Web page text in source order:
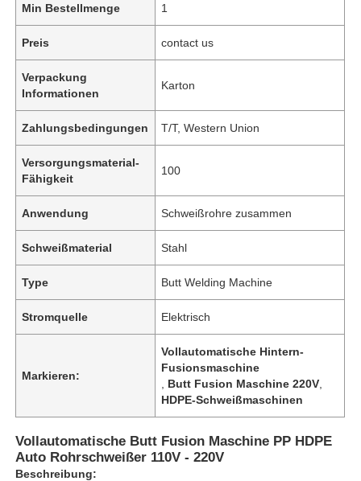
Min Bestellmenge 1
Preis contact us
Verpackung
Informationen
Karton
Zahlungsbedingungen T/T, Western Union
Versorgungsmaterial-
Fähigkeit
100
Anwendung Schweißrohre zusammen
Schweißmaterial Stahl
Type Butt Welding Machine
Stromquelle Elektrisch
Markieren:
Vollautomatische Hintern-
Fusionsmaschine
Butt Fusion Maschine 220V
HDPE-Schweißmaschinen
Vollautomatische Butt Fusion Maschine PP HDPE
Auto Rohrschweißer 110V - 220V
Beschreibung: